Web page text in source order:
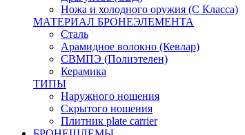
Ножа и холодного оружия (С Класса)
МАТЕРИАЛ БРОНЕЭЛЕМЕНТА
Сталь
Арамидное волокно (Кевлар)
СВМПЭ (Полиэтелен)
Керамика
ТИПЫ
Наружного ношения
Скрытого ношения
Плитник plate carrier